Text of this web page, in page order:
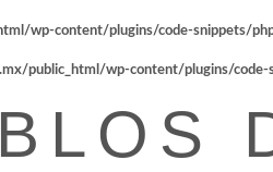
wp-content/plugins/code-snippets/
public_html/wp-content/plugins/code-